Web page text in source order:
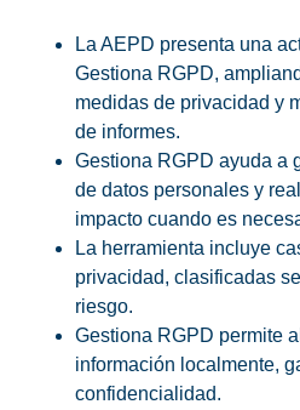
La AEPD presenta una
Gestiona RGPD,
medidas de privacidad y
de informes.
Gestiona RGPD ayuda a
de datos personales y
impacto cuando es
La herramienta incluye
privacidad, clasificadas
riesgo.
Gestiona RGPD permite
información localmente,
confidencialidad.